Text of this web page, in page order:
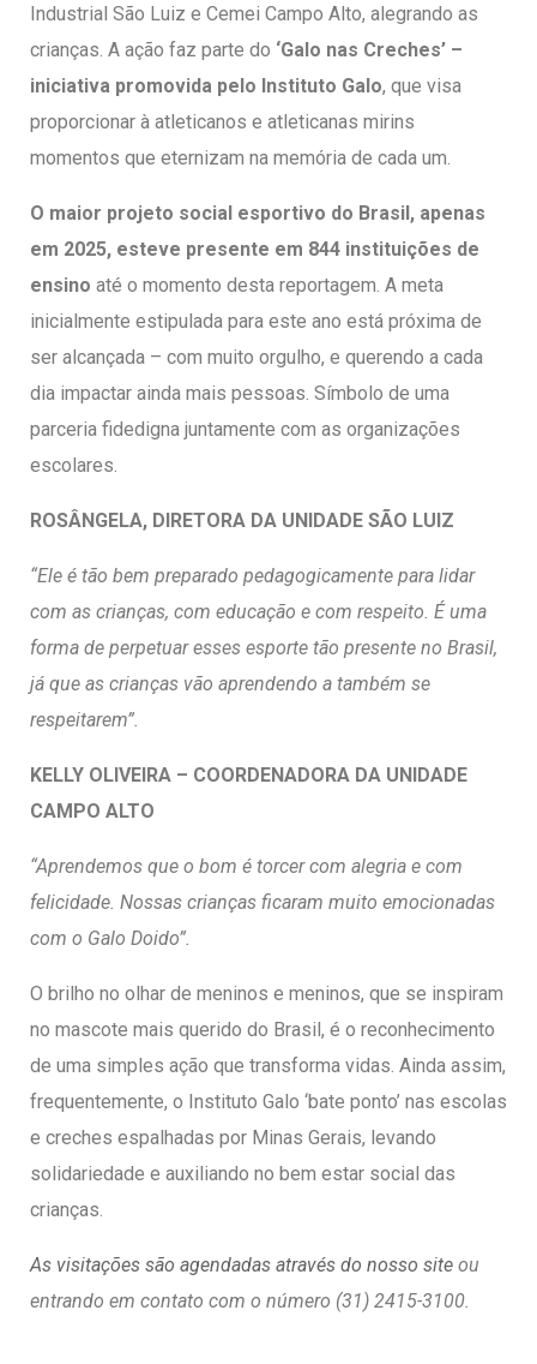
Industrial São Luiz e Cemei Campo Alto, alegrando as
crianças. A ação faz parte do ‘Galo nas Creches’ –
iniciativa promovida pelo Instituto Galo, que visa
proporcionar à atleticanos e atleticanas mirins
momentos que eternizam na memória de cada um.
O maior projeto social esportivo do Brasil, apenas
em 2025, esteve presente em 844 instituições de
ensino até o momento desta reportagem. A meta
inicialmente estipulada para este ano está próxima de
ser alcançada – com muito orgulho, e querendo a cada
dia impactar ainda mais pessoas. Símbolo de uma
parceria fidedigna juntamente com as organizações
escolares.
ROSÂNGELA, DIRETORA DA UNIDADE SÃO LUIZ
“Ele é tão bem preparado pedagogicamente para lidar
com as crianças, com educação e com respeito. É uma
forma de perpetuar esses esporte tão presente no Brasil,
já que as crianças vão aprendendo a também se
respeitarem”.
KELLY OLIVEIRA – COORDENADORA DA UNIDADE
CAMPO ALTO
“Aprendemos que o bom é torcer com alegria e com
felicidade. Nossas crianças ficaram muito emocionadas
com o Galo Doido”.
O brilho no olhar de meninos e meninos, que se inspiram
no mascote mais querido do Brasil, é o reconhecimento
de uma simples ação que transforma vidas. Ainda assim,
frequentemente, o Instituto Galo ‘bate ponto’ nas escolas
e creches espalhadas por Minas Gerais, levando
solidariedade e auxiliando no bem estar social das
crianças.
As visitações são agendadas através do nosso site ou
entrando em contato com o número (31) 2415-3100.